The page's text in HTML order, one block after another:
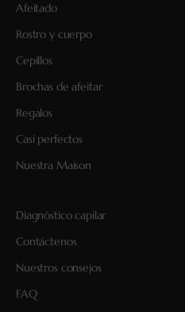
Afeitado
Rostro y cuerpo
Cepillos
Brochas de afeitar
Regalos
Casi perfectos
Nuestra Maison
Diagnóstico capilar
Contáctenos
Nuestros consejos
FAQ